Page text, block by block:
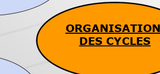
DES CYCLES